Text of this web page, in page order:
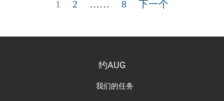
页
1 页
2 …… 页
8 下一个
约AUG
我们的任务